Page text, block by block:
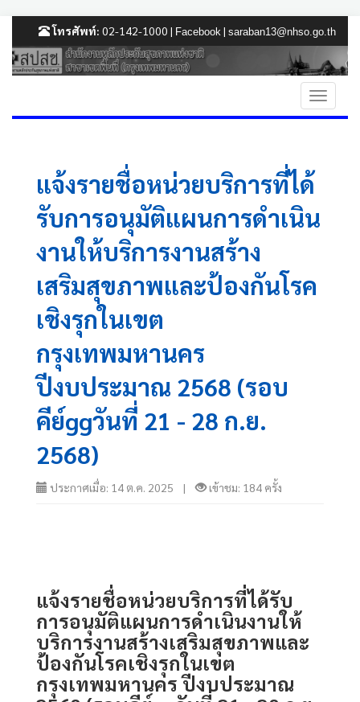
โทรศัพท์: 02-142-1000 | Facebook | saraban13@nhso.go.th
แจ้งรายชื่อหน่วยบริการที่ได้
รับการอนุมัติแผนการดำเนิน
งานให้บริการงานสร้าง
เสริมสุขภาพและป้องกันโรค
เชิงรุกในเขต
กรุงเทพมหานคร
ปีงบประมาณ 2568 (รอบ
คีย์ggวันที่ 21 - 28 ก.ย.
2568)
ประกาศเมื่อ: 14 ต.ค. 2025 | เข้าชม: 184 ครั้ง
แจ้งรายชื่อหน่วยบริการที่ได้รับ
การอนุมัติแผนการดำเนินงานให้
บริการงานสร้างเสริมสุขภาพและ
ป้องกันโรคเชิงรุกในเขต
กรุงเทพมหานคร ปีงบประมาณ